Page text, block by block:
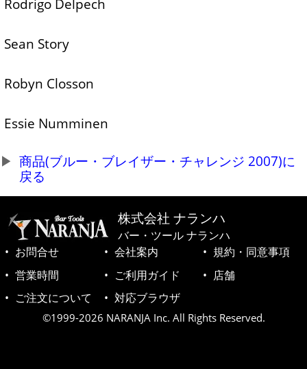
Rodrigo Delpech
Sean Story
Robyn Closson
Essie Numminen
商品(ブルー・ブレイザー・チャレンジ 2007)に
戻る
株式会社 ナランハ
バー・ツール ナランハ
お問合せ
会社案内
規約・同意事項
営業時間
ご利用ガイド
店舗
ご注文について
対応ブラウザ
©1999-2026 NARANJA Inc. All Rights Reserved.